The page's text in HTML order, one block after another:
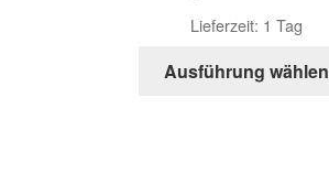
Lieferzeit: 1 Tag
Ausführung wählen